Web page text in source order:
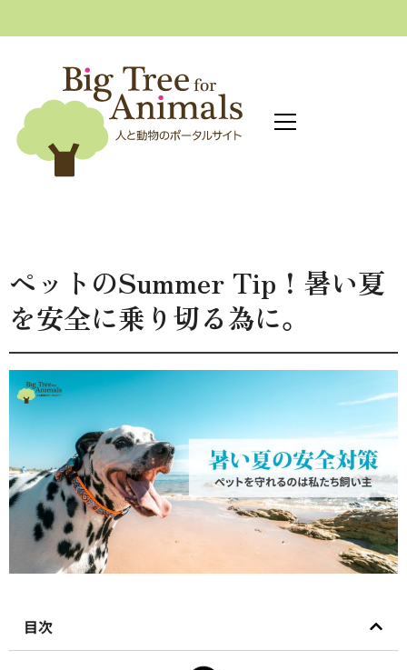
ペットのSummer Tip！暑い夏
を安全に乗り切る為に。
目次